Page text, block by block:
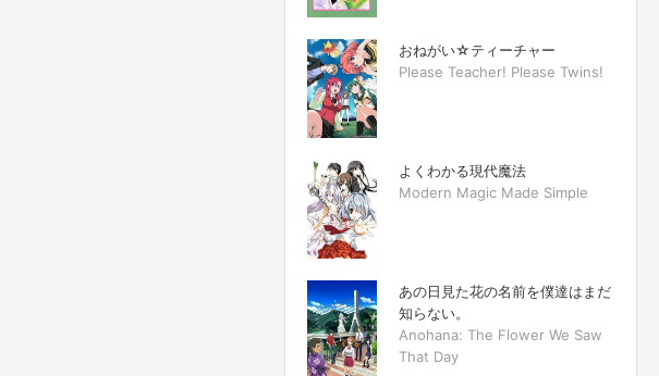
おねがい☆ティーチャー
Please Teacher! Please Twins!
よくわかる現代魔法
Modern Magic Made Simple
あの日見た花の名前を僕達はまだ
知らない。
Anohana: The Flower We Saw
That Day